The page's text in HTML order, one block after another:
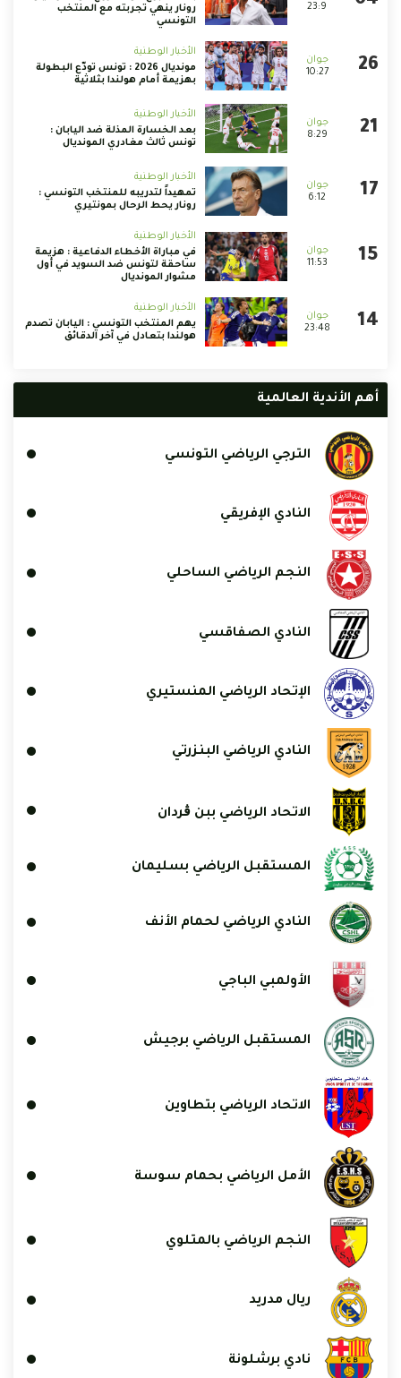
23:9
رونار ينهي تجربته مع المنتخب
التونسي
10:27
الأخبار الوطنية
مونديال 2026 : تونس تودّع البطولة
بهزيمة أمام هولندا بثلاثية
8:29
الأخبار الوطنية
بعد الخسارة المذلة ضد اليابان :
تونس ثالث مغادري المونديال
6:12
الأخبار الوطنية
تمهيداً لتدريبه للمنتخب التونسي :
رونار يحط الرحال بمونتيري
11:53
الأخبار الوطنية
في مباراة الأخطاء الدفاعية : هزيمة
ساحقة لتونس ضد السويد في أول
مشوار المونديال
23:48
الأخبار الوطنية
يهم المنتخب التونسي : اليابان تصدم
هولندا بتعادل في آخر الدقائق
أهم الأندية العالمية
الترجي الرياضي التونسي
النادي الإفريقي
النجم الرياضي الساحلي
النادي الصفاقسي
الإتحاد الرياضي المنستيري
النادي الرياضي البنزرتي
الاتحاد الرياضي ببن ڨردان
المستقبل الرياضي بسليمان
النادي الرياضي لحمام الأنف
الأولمبي الباجي
المستقبل الرياضي برجيش
الاتحاد الرياضي بتطاوين
الأمل الرياضي بحمام سوسة
النجم الرياضي بالمتلوي
ريال مدريد
نادي برشلونة